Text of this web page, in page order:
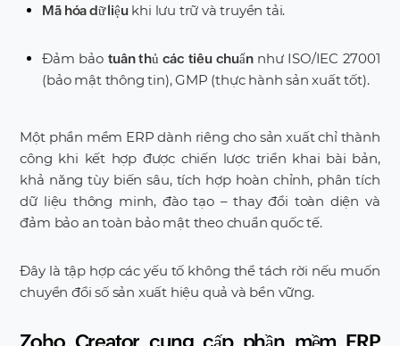
Mã hóa dữ liệukhi lưu trữ và truyền tải.
Đảm bảo tuân thủ các tiêu chuẩnnhư ISO/IEC 27001
(bảo mật thông tin), GMP (thực hành sản xuất tốt).
Một phần mềm ERP dành riêng cho sản xuất chỉ thành
công khi kết hợp được chiến lược triển khai bài bản,
khả năng tùy biến sâu, tích hợp hoàn chỉnh, phân tích
dữ liệu thông minh, đào tạo – thay đổi toàn diện và
đảm bảo an toàn bảo mật theo chuẩn quốc tế.
Đây là tập hợp các yếu tố không thể tách rời nếu muốn
chuyển đổi số sản xuất hiệu quả và bền vững.